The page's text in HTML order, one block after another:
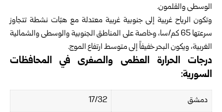
الوسطى والقلمون.
وتكون الرياح غربية إلى جنوبية غربية معتدلة مع هبّات نشطة تتجاوز
سرعتها 65 كم/سا، وخاصة على المناطق الجنوبية والوسطى والشمالية
الغربية، ويكون البحر خفيفاً إلى متوسط ارتفاع الموج.
درجات الحرارة العظمى والصغرى في المحافظات
السورية:
دمشق
17/32